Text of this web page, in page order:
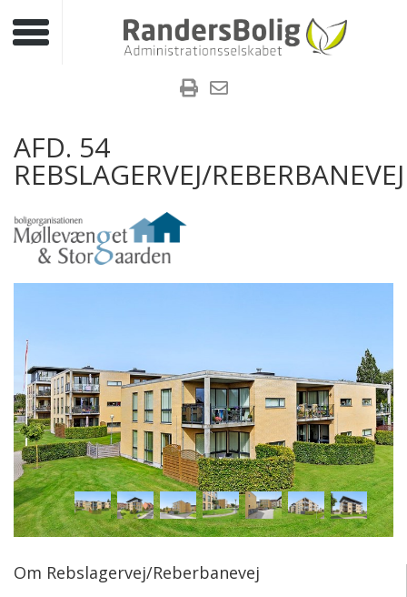
Toggle navigation
AFD. 54
REBSLAGERVEJ/REBERBANEVEJ
Om Rebslagervej/Reberbanevej